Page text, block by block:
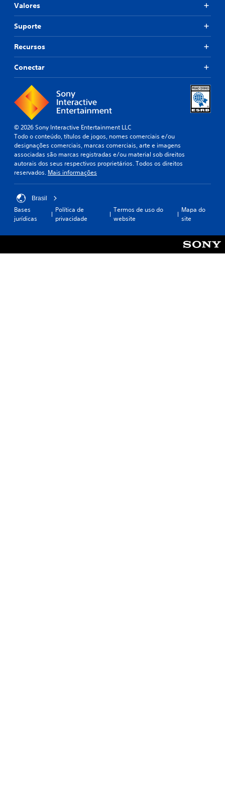
Valores
Suporte
Recursos
Conectar
© 2026 Sony Interactive Entertainment LLC
Todo o conteúdo, títulos de jogos, nomes comerciais e/ou
designações comerciais, marcas comerciais, arte e imagens
associadas são marcas registradas e/ou material sob direitos
autorais dos seus respectivos proprietários. Todos os direitos
reservados. Mais informações
Brasil
Bases
jurídicas
Política de
privacidade
Termos de uso do
website
Mapa do
site